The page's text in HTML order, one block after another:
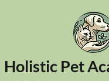
Holistic Pet